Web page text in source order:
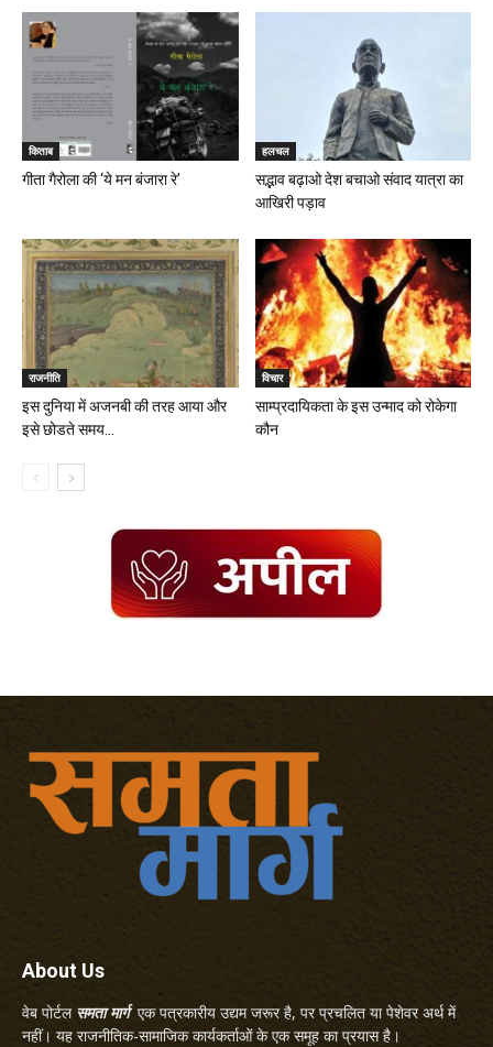
किताब
गीता गैरोला की ‘ये मन बंजारा रे’
हलचल
सद्भाव बढ़ाओ देश बचाओ संवाद यात्रा का
आखिरी पड़ाव
राजनीति
इस दुनिया में अजनबी की तरह आया और
इसे छोडते समय...
विचार
साम्प्रदायिकता के इस उन्माद को रोकेगा
कौन
About Us
वेब पोर्टल समता मार्गएक पत्रकारीय उद्यम जरूर है, पर प्रचलित या पेशेवर अर्थ में
नहीं। यह राजनीतिक-सामाजिक कार्यकर्ताओं के एक समूह का प्रयास है।